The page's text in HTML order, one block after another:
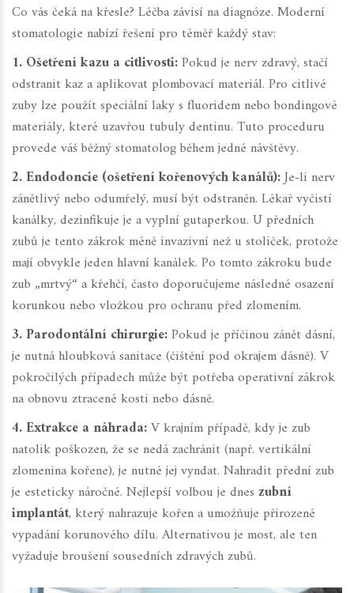
Co vás čeká na křesle? Léčba závisí na diagnóze. Moderní
stomatologie nabízí řešení pro téměř každý stav:
1. Ošetření kazu a citlivosti:Pokud je nerv zdravý, stačí
odstranit kaz a aplikovat plombovací materiál. Pro citlivé
zuby lze použít speciální laky s fluoridem nebo bondingové
materiály, které uzavřou tubuly dentinu. Tuto proceduru
provede váš běžný stomatolog během jedné návštěvy.
2. Endodoncie (ošetření kořenových kanálů):Je-li nerv
zánětlivý nebo odumřelý, musí být odstraněn. Lékař vyčistí
kanálky, dezinfikuje je a vyplní gutaperkou. U předních
zubů je tento zákrok méně invazivní než u stoliček, protože
mají obvykle jeden hlavní kanálek. Po tomto zákroku bude
zub „mrtvý“ a křehčí, často doporučujeme následné osazení
korunkou nebo vložkou pro ochranu před zlomením.
3. Parodontální chirurgie:Pokud je příčinou zánět dásní,
je nutná hloubková sanitace (čištění pod okrajem dásně). V
pokročilých případech může být potřeba operativní zákrok
na obnovu ztracené kosti nebo dásně.
4. Extrakce a náhrada:V krajním případě, kdy je zub
natolik poškozen, že se nedá zachránit (např. vertikální
zlomenina kořene), je nutné jej vyndat. Nahradit přední zub
je esteticky náročné. Nejlepší volbou je dnes zubní
implantát, který nahrazuje kořen a umožňuje přirozené
vypadání korunového dílu. Alternativou je most, ale ten
vyžaduje broušení sousedních zdravých zubů.